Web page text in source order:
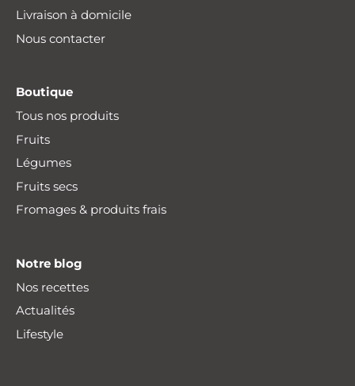
Livraison à domicile
Nous contacter
Boutique
Tous nos produits
Fruits
Légumes
Fruits secs
Fromages & produits frais
Notre blog
Nos recettes
Actualités
Lifestyle